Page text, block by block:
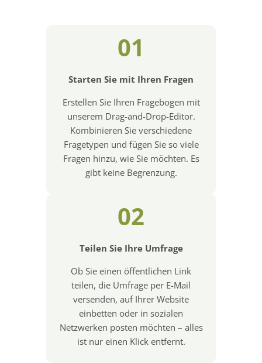
01
Starten Sie mit Ihren Fragen
Erstellen Sie Ihren Fragebogen mit
unserem Drag-and-Drop-Editor.
Kombinieren Sie verschiedene
Fragetypen und fügen Sie so viele
Fragen hinzu, wie Sie möchten. Es
gibt keine Begrenzung.
02
Teilen Sie Ihre Umfrage
Ob Sie einen öffentlichen Link
teilen, die Umfrage per E-Mail
versenden, auf Ihrer Website
einbetten oder in sozialen
Netzwerken posten möchten – alles
ist nur einen Klick entfernt.